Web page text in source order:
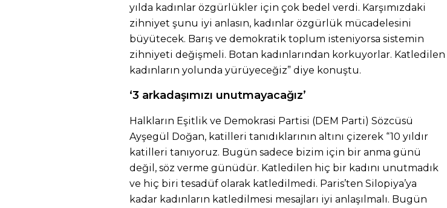
yılda kadınlar özgürlükler için çok bedel verdi. Karşımızdaki
zihniyet şunu iyi anlasın, kadınlar özgürlük mücadelesini
büyütecek. Barış ve demokratik toplum isteniyorsa sistemin
zihniyeti değişmeli. Botan kadınlarından korkuyorlar. Katledilen
kadınların yolunda yürüyeceğiz” diye konuştu.
‘3 arkadaşımızı unutmayacağız’
Halkların Eşitlik ve Demokrasi Partisi (DEM Parti) Sözcüsü
Ayşegül Doğan, katilleri tanıdıklarının altını çizerek “10 yıldır
katilleri tanıyoruz. Bugün sadece bizim için bir anma günü
değil, söz verme günüdür. Katledilen hiç bir kadını unutmadık
ve hiç biri tesadüf olarak katledilmedi. Paris’ten Silopiya’ya
kadar kadınların katledilmesi mesajları iyi anlaşılmalı. Bugün